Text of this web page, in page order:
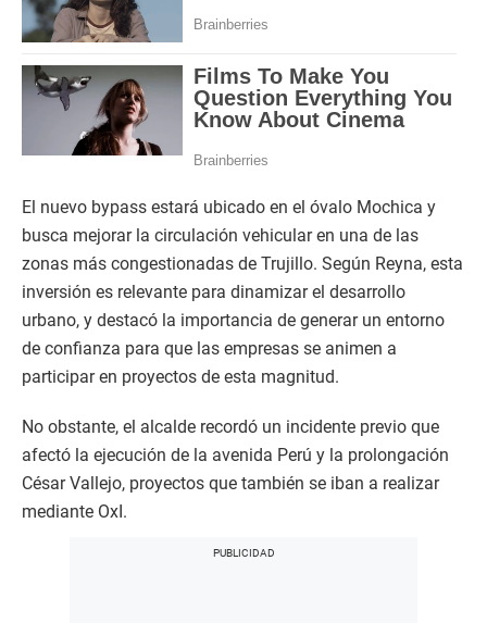
El nuevo bypass estará ubicado en el óvalo Mochica y
busca mejorar la circulación vehicular en una de las
zonas más congestionadas de Trujillo. Según Reyna, esta
inversión es relevante para dinamizar el desarrollo
urbano, y destacó la importancia de generar un entorno
de confianza para que las empresas se animen a
participar en proyectos de esta magnitud.
No obstante, el alcalde recordó un incidente previo que
afectó la ejecución de la avenida Perú y la prolongación
César Vallejo, proyectos que también se iban a realizar
mediante OxI.